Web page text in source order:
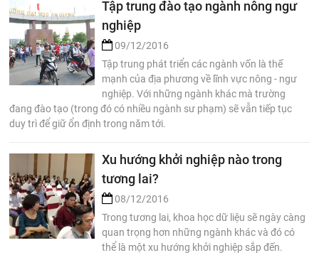
Tập trung đào tạo ngành nông ngư
nghiệp
09/12/2016
Tập trung phát triển các ngành vốn là thế
mạnh của địa phương về lĩnh vực nông - ngư
nghiệp. Với những ngành khác mà trường
đang đào tạo (trong đó có nhiều ngành sư phạm) sẽ vẫn tiếp tục
duy trì để giữ ổn định trong năm tới.
Xu hướng khởi nghiệp nào trong
tương lai?
08/12/2016
Trong tương lai, khoa học dữ liệu sẽ ngày càng
quan trọng hơn những ngành khác và đó có
thể là một xu hướng khởi nghiệp sắp đến.